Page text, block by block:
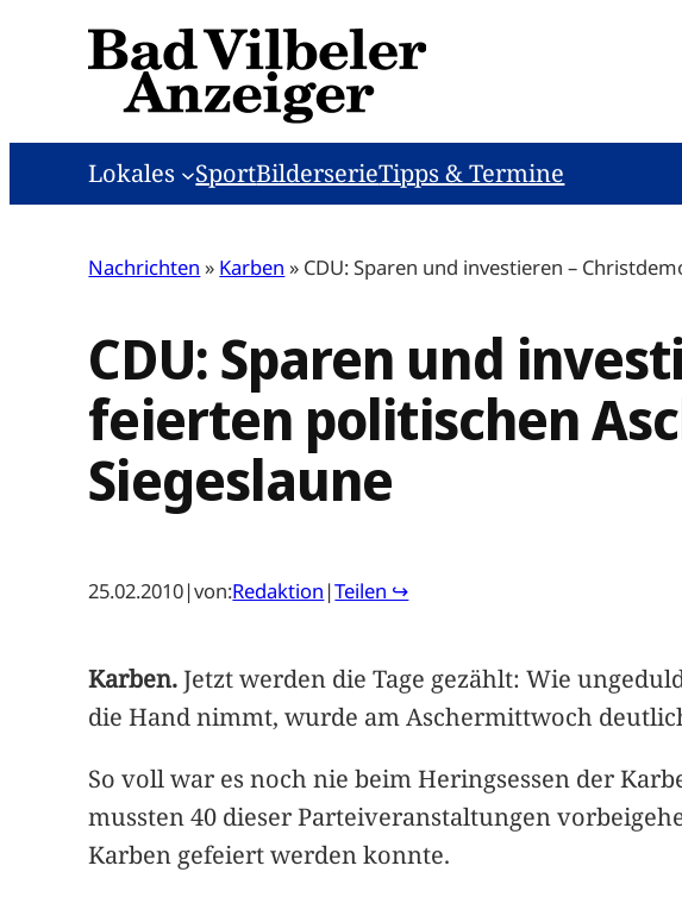
Lokales SportBilderserieTipps & Termine
Nachrichten » Karben » CDU: Sparen und investieren –
CDU: Sparen und
feierten politischen
Siegeslaune
25.02.2010|von:Redaktion |Teilen ↪
Karben.Jetzt werden die Tage gezählt: Wie
die Hand nimmt, wurde am Aschermittwoch
So voll war es noch nie beim Heringsessen der
mussten 40 dieser Parteiveranstaltungen
Karben gefeiert werden konnte.